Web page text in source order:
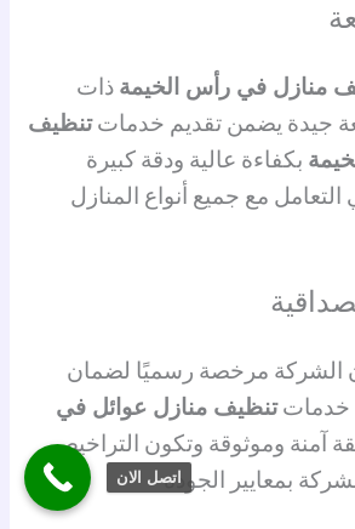
منازل في رأس الخيمة ذات
جيدة يضمن تقديم خدماتتنظيف
بكفاءة عالية ودقة كبيرة
مع جميع أنواع المنازل
الشركة مرخصة رسميًا لضمان
خدماتتنظيف منازل عوائل في
آمنة وموثوقة وتكون التراخيص
بمعايير الجودةاتصل الان